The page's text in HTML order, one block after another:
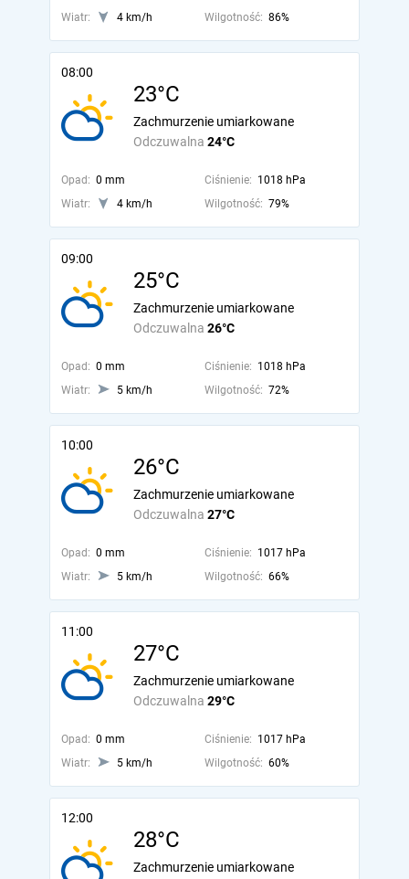
Wiatr: 4 km/h Wilgotność: 86%
08:00
23°C
Odczuwalna 24°C
Zachmurzenie umiarkowane
Opad: 0 mm Ciśnienie: 1018 hPa
Wiatr:
4 km/h Wilgotność: 79%
09:00
25°C
Odczuwalna 26°C
Zachmurzenie umiarkowane
Opad: 0 mm Ciśnienie: 1018 hPa
Wiatr:
5 km/h Wilgotność: 72%
10:00
26°C
Odczuwalna 27°C
Zachmurzenie umiarkowane
Opad: 0 mm Ciśnienie: 1017 hPa
Wiatr:
5 km/h Wilgotność: 66%
11:00
27°C
Odczuwalna 29°C
Zachmurzenie umiarkowane
Opad: 0 mm Ciśnienie: 1017 hPa
Wiatr:
5 km/h Wilgotność: 60%
12:00
28°C
Zachmurzenie umiarkowane